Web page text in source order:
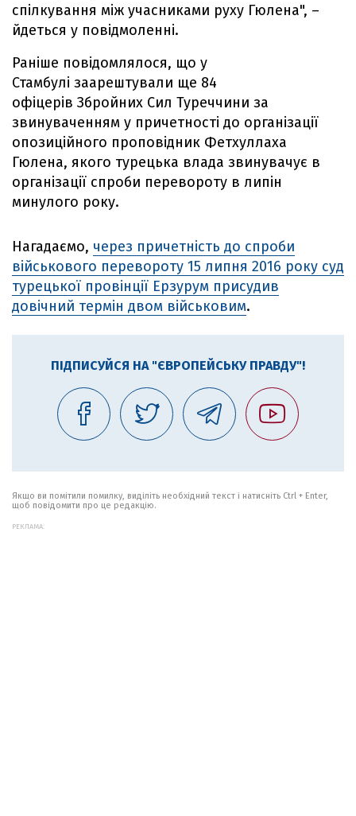
спілкування між учасниками руху Гюлена", –
йдеться у повідмоленні.
Раніше повідомлялося, що у
Стамбулі заарештували ще 84
офіцерів Збройних Сил Туреччини за
звинуваченням у причетності до організації
опозиційного проповідник Фетхуллаха
Гюлена, якого турецька влада звинувачує в
організації спроби перевороту в липін
минулого року.
Нагадаємо, через причетність до спроби
військового перевороту 15 липня 2016 року суд
турецької провінції Ерзурум присудив
довічний термін двом військовим.
ПІДПИСУЙСЯ НА "ЄВРОПЕЙСЬКУ ПРАВДУ"!
Якщо ви помітили помилку, виділіть необхідний текст і натисніть Ctrl + Enter,
щоб повідомити про це редакцію.
РЕКЛАМА: